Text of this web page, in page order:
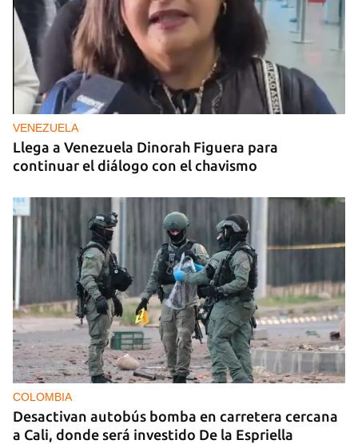
VENEZUELA
Llega a Venezuela Dinorah Figuera para
continuar el diálogo con el chavismo
COLOMBIA
Desactivan autobús bomba en carretera cercana
a Cali, donde será investido De la Espriella